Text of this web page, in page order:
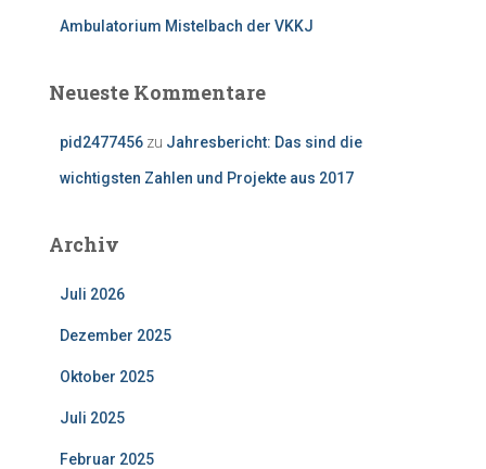
Ambulatorium Mistelbach der VKKJ
Neueste Kommentare
pid2477456 zu Jahresbericht: Das sind die
wichtigsten Zahlen und Projekte aus 2017
Archiv
Juli 2026
Dezember 2025
Oktober 2025
Juli 2025
Februar 2025